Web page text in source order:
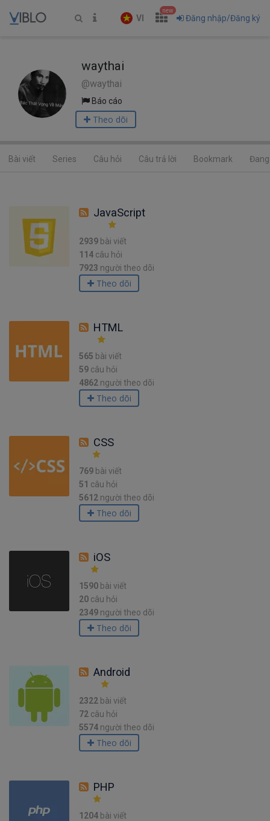
VI
new
Đăng nhập/Đăng ký
waythai
@waythai
Báo cáo
Theo dõi
Bài viết Series Câu hỏi Câu trả lời Bookmark
JavaScript
2939 bài viết
114 câu hỏi
7923 người theo dõi
Theo dõi
HTML
565 bài viết
59 câu hỏi
4862 người theo dõi
Theo dõi
CSS
769 bài viết
51 câu hỏi
5612 người theo dõi
Theo dõi
iOS
1590 bài viết
20 câu hỏi
2349 người theo dõi
Theo dõi
Android
2322 bài viết
72 câu hỏi
5574 người theo dõi
Theo dõi
PHP
1204 bài viết